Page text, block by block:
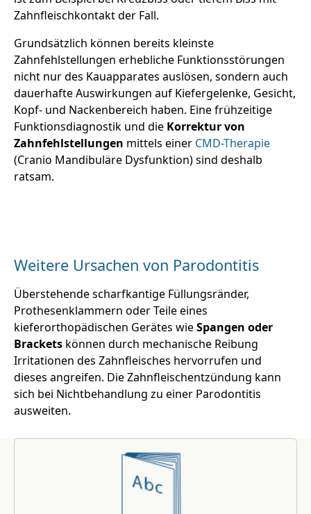
Zahnfleischkontakt der Fall.
Grundsätzlich können bereits kleinste
Zahnfehlstellungen erhebliche Funktionsstörungen
nicht nur des Kauapparates auslösen, sondern auch
dauerhafte Auswirkungen auf Kiefergelenke, Gesicht,
Kopf- und Nackenbereich haben. Eine frühzeitige
Funktionsdiagnostik und die Korrektur von
Zahnfehlstellungen mittels einer CMD-Therapie
(Cranio Mandibuläre Dysfunktion) sind deshalb
ratsam.
Weitere Ursachen von Parodontitis
Überstehende scharfkantige Füllungsränder,
Prothesenklammern oder Teile eines
kieferorthopädischen Gerätes wieSpangen oder
Brackets können durch mechanische Reibung
Irritationen des Zahnfleisches hervorrufen und
dieses angreifen. Die Zahnfleischentzündung kann
sich bei Nichtbehandlung zu einer Parodontitis
ausweiten.